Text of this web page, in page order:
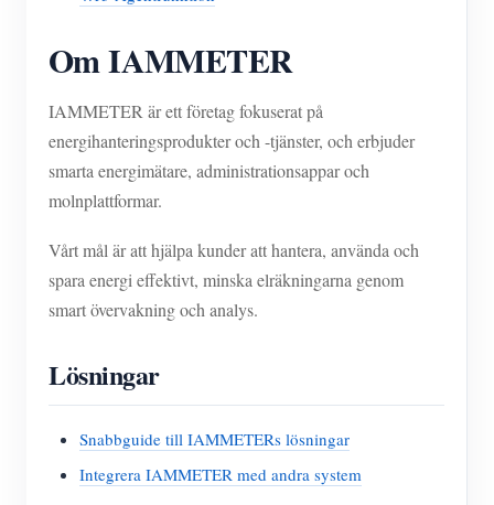
Om IAMMETER
IAMMETER är ett företag fokuserat på
energihanteringsprodukter och -tjänster, och erbjuder
smarta energimätare, administrationsappar och
molnplattformar.
Vårt mål är att hjälpa kunder att hantera, använda och
spara energi effektivt, minska elräkningarna genom
smart övervakning och analys.
Lösningar
Snabbguide till IAMMETERs lösningar
Integrera IAMMETER med andra system